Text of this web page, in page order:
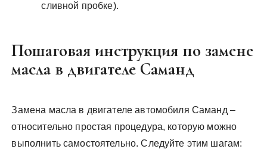
сливной пробке).
Пошаговая инструкция по замене
масла в двигателе Саманд
Замена масла в двигателе автомобиля Саманд –
относительно простая процедура, которую можно
выполнить самостоятельно. Следуйте этим шагам: